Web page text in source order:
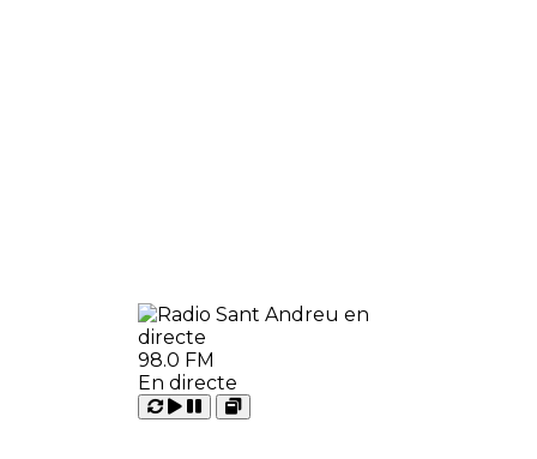
98.0 FM
En directe
Carregant
Reproduir
Pausar
Open